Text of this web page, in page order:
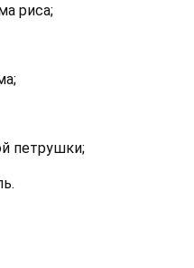
риса;
петрушки;